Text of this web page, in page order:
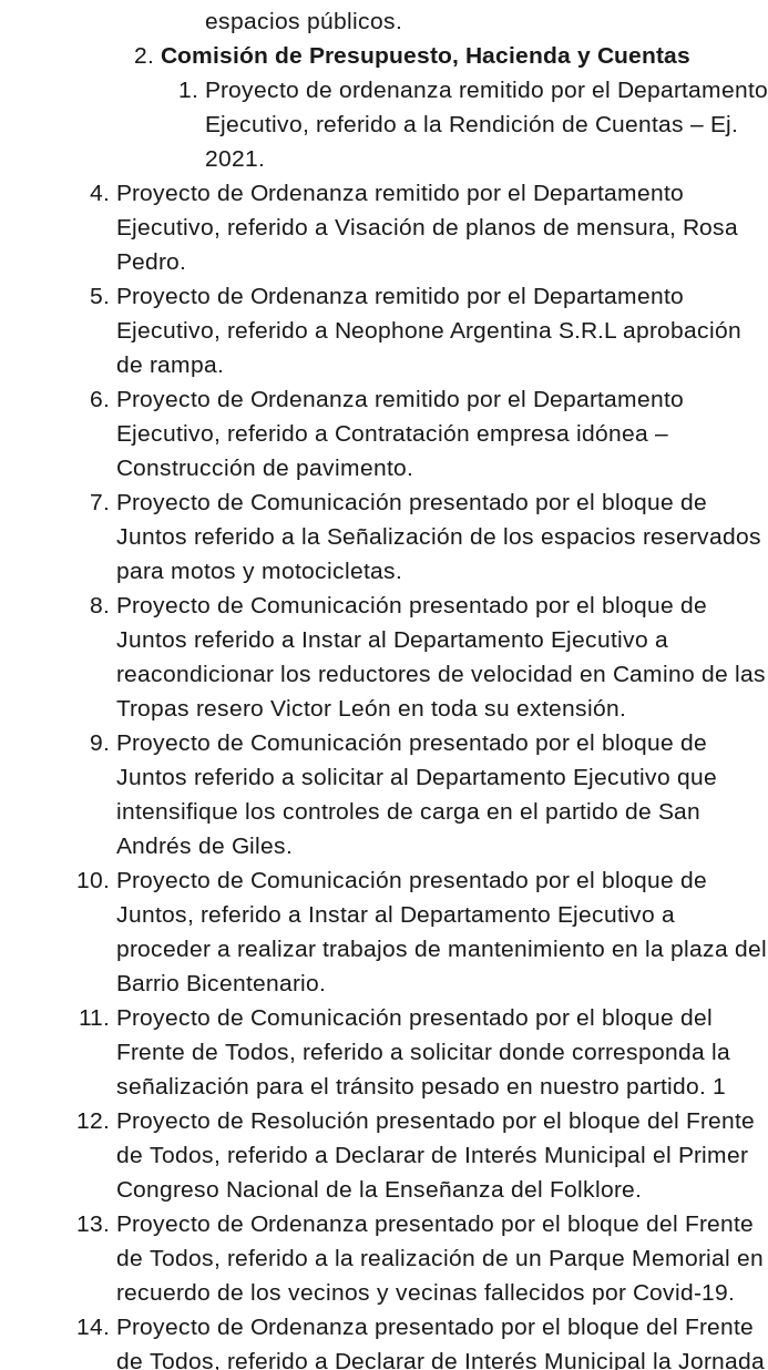
espacios públicos.
Comisión de Presupuesto, Hacienda y Cuentas
Proyecto de ordenanza remitido por el Departamento
Ejecutivo, referido a la Rendición de Cuentas – Ej.
2021.
Proyecto de Ordenanza remitido por el Departamento
Ejecutivo, referido a Visación de planos de mensura, Rosa
Pedro.
Proyecto de Ordenanza remitido por el Departamento
Ejecutivo, referido a Neophone Argentina S.R.L aprobación
de rampa.
Proyecto de Ordenanza remitido por el Departamento
Ejecutivo, referido a Contratación empresa idónea –
Construcción de pavimento.
Proyecto de Comunicación presentado por el bloque de
Juntos referido a la Señalización de los espacios reservados
para motos y motocicletas.
Proyecto de Comunicación presentado por el bloque de
Juntos referido a Instar al Departamento Ejecutivo a
reacondicionar los reductores de velocidad en Camino de las
Tropas resero Victor León en toda su extensión.
Proyecto de Comunicación presentado por el bloque de
Juntos referido a solicitar al Departamento Ejecutivo que
intensifique los controles de carga en el partido de San
Andrés de Giles.
Proyecto de Comunicación presentado por el bloque de
Juntos, referido a Instar al Departamento Ejecutivo a
proceder a realizar trabajos de mantenimiento en la plaza del
Barrio Bicentenario.
Proyecto de Comunicación presentado por el bloque del
Frente de Todos, referido a solicitar donde corresponda la
señalización para el tránsito pesado en nuestro partido. 1
Proyecto de Resolución presentado por el bloque del Frente
de Todos, referido a Declarar de Interés Municipal el Primer
Congreso Nacional de la Enseñanza del Folklore.
Proyecto de Ordenanza presentado por el bloque del Frente
de Todos, referido a la realización de un Parque Memorial en
recuerdo de los vecinos y vecinas fallecidos por Covid-19.
Proyecto de Ordenanza presentado por el bloque del Frente
de Todos, referido a Declarar de Interés Municipal la Jornada